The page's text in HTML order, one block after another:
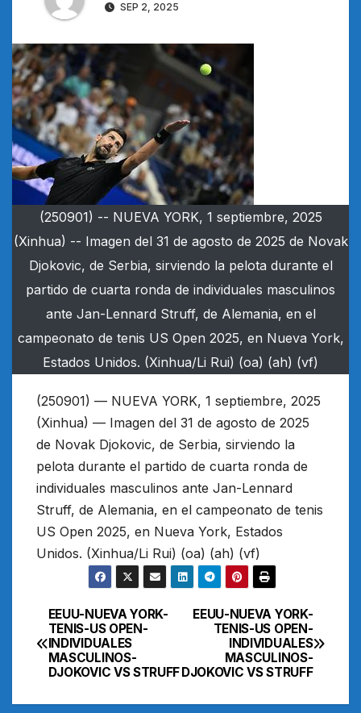
SEP 2, 2025
(250901) -- NUEVA YORK, 1 septiembre, 2025
(Xinhua) -- Imagen del 31 de agosto de 2025 de Novak
Djokovic, de Serbia, sirviendo la pelota durante el
partido de cuarta ronda de individuales masculinos
ante Jan-Lennard Struff, de Alemania, en el
campeonato de tenis US Open 2025, en Nueva York,
Estados Unidos. (Xinhua/Li Rui) (oa) (ah) (vf)
(250901) — NUEVA YORK, 1 septiembre, 2025
(Xinhua) — Imagen del 31 de agosto de 2025
de Novak Djokovic, de Serbia, sirviendo la
pelota durante el partido de cuarta ronda de
individuales masculinos ante Jan-Lennard
Struff, de Alemania, en el campeonato de tenis
US Open 2025, en Nueva York, Estados
Unidos. (Xinhua/Li Rui) (oa) (ah) (vf)
Navegación
de
EEUU-NUEVA YORK-
TENIS-US OPEN-
INDIVIDUALES
MASCULINOS-
DJOKOVIC VS STRUFF
EEUU-NUEVA YORK-
TENIS-US OPEN-
INDIVIDUALES
MASCULINOS-
DJOKOVIC VS STRUFF